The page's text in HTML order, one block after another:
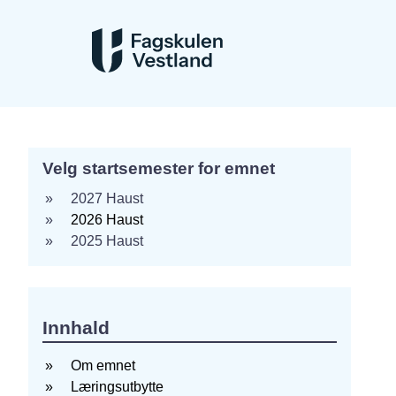
H
i
d
e
Velg startsemester for emnet
2027 Haust
2026 Haust
2025 Haust
Innhald
Om emnet
Læringsutbytte